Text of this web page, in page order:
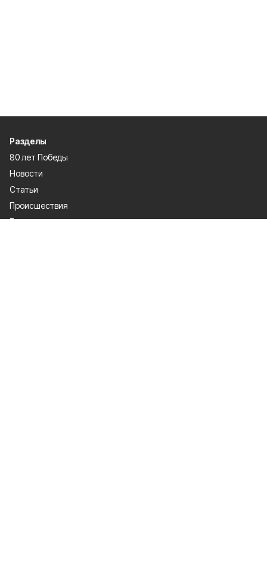
Разделы
80 лет Победы
Новости
Статьи
Происшествия
Газета